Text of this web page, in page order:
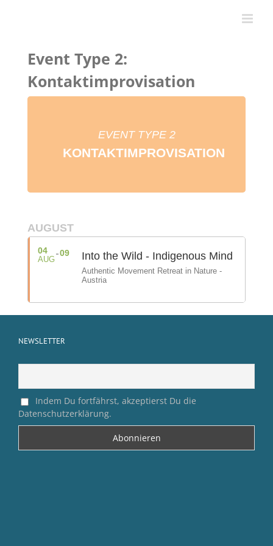
Event Type 2:
Kontaktimprovisation
EVENT TYPE 2
KONTAKTIMPROVISATION
AUGUST
04
AUG
09 Into the Wild - Indigenous Mind
Authentic Movement Retreat in Nature -
Austria
NEWSLETTER
Indem Du fortfährst, akzeptierst Du die
Datenschutzerklärung.